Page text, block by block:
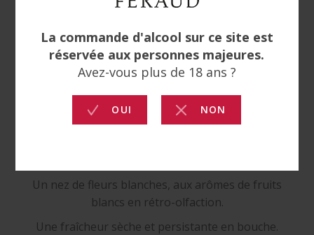
espérons obtenir une appellation propre et
distincte comme "Rosé effervescent de Provence"
dans les deux ou trois prochaines années.
NOTE DE DÉGUSTATION
Un nez de fleurs blanches, aux arômes de fruits
blancs en rétro-olfaction.
Une fraîcheur sèche et persistante en bouche.